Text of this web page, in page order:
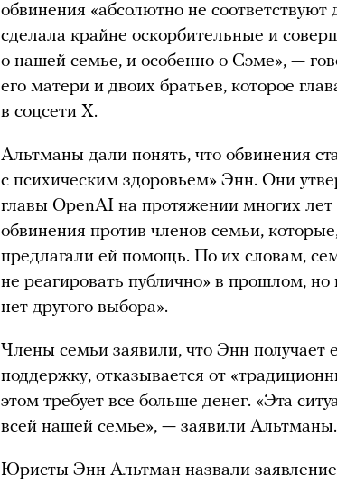
обвинения «абсолютно не соответствуют
сделала крайне оскорбительные и
о нашей семье, и особенно о Сэме», —
его матери и двоих братьев, которое
в соцсети Х.
Альтманы дали понять, что обвинения
с психическим здоровьем» Энн. Они
главы OpenAI на протяжении многих
обвинения против членов семьи,
предлагали ей помощь. По их словам,
не реагировать публично» в прошлом, но
нет другого выбора».
Члены семьи заявили, что Энн
поддержку, отказывается от
этом требует все больше денег. «Эта
всей нашей семье», — заявили Альтманы.
Юристы Энн Альтман назвали